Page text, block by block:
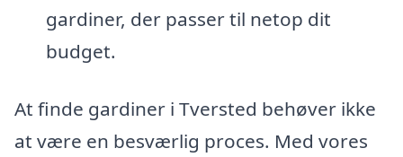
gardiner, der passer til netop dit
budget.
At finde gardiner i Tversted behøver ikke
at være en besværlig proces. Med vores